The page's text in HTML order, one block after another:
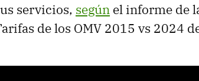
servicios, según el informe de
de los OMV 2015 vs 2024